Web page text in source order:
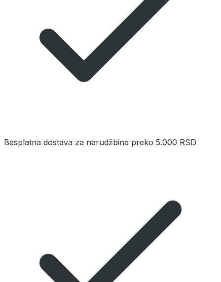
Besplatna dostava za narudžbine preko 5.000 RSD